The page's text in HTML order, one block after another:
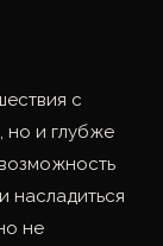
с
но и глубже
насладиться
не